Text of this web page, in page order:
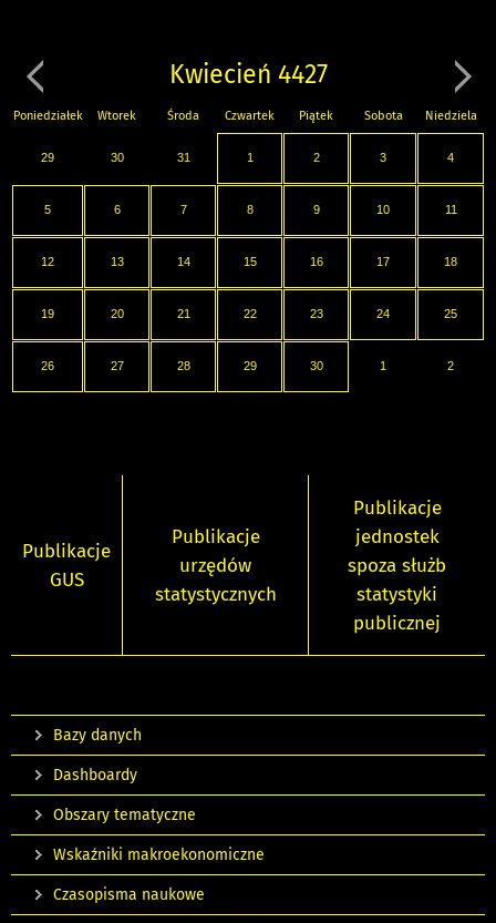
Kwiecień 4427
Poniedziałek Wtorek Środa Czwartek Piątek Sobota Niedziela
29 30 31 1 2 3 4
5 6 7 8 9 10 11
12 13 14 15 16 17 18
19 20 21 22 23 24 25
26 27 28 29 30 1 2
Publikacje
GUS
Publikacje
urzędów
statystycznych
Publikacje
jednostek
spoza służb
statystyki
publicznej
Bazy danych
Dashboardy
Obszary tematyczne
Wskaźniki makroekonomiczne
Czasopisma naukowe